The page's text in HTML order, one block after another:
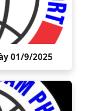
01/9/2025